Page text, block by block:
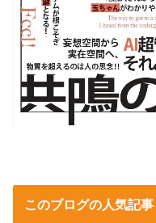
このブログの人気記事